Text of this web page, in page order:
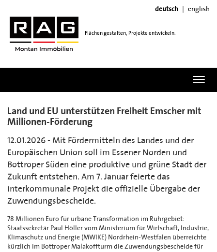
deutsch english
Flächen gestalten, Projekte entwickeln.
Land und EU unterstützen Freiheit Emscher mit
Millionen-Förderung
12.01.2026 - Mit Fördermitteln des Landes und der
Europäischen Union soll im Essener Norden und
Bottroper Süden eine produktive und grüne Stadt der
Zukunft entstehen. Am 7. Januar feierte das
interkommunale Projekt die offizielle Übergabe der
Zuwendungsbescheide.
78 Millionen Euro für urbane Transformation im Ruhrgebiet:
Staatssekretär Paul Höller vom Ministerium für Wirtschaft, Industrie,
Klimaschutz und Energie (MWIKE) Nordrhein-Westfalen überreichte
kürzlich im Bottroper Malakoffturm die Zuwendungsbescheide für